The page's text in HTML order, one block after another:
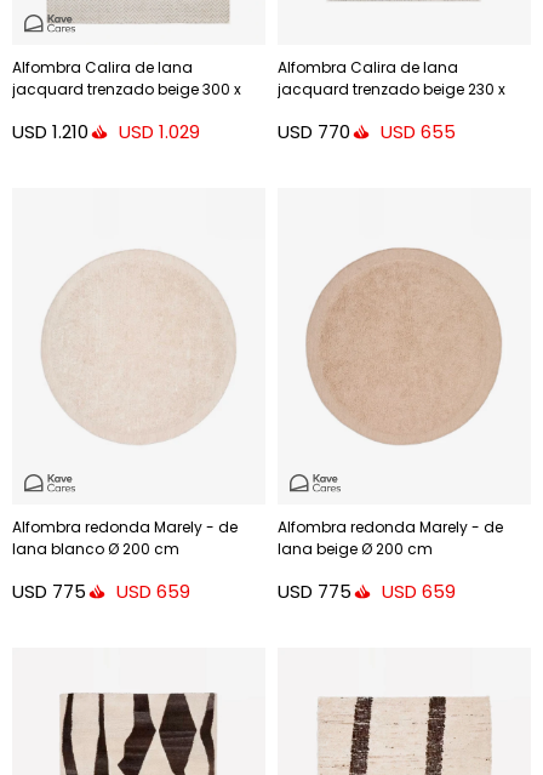
Alfombra Calira de lana
jacquard trenzado beige 300 x
USD 1.210 USD 1.029
Alfombra Calira de lana
jacquard trenzado beige 230 x
USD 770 USD 655
Alfombra redonda Marely - de
lana blanco Ø 200 cm
USD 775 USD 659
Alfombra redonda Marely - de
lana beige Ø 200 cm
USD 775 USD 659